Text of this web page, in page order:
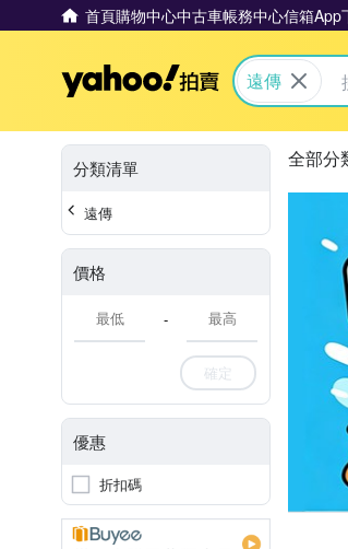
首頁購物中心中古車帳務中心信箱App
Yahoo拍賣
遠傳
分類清單
遠傳
價格
-
確定
優惠
折扣碼